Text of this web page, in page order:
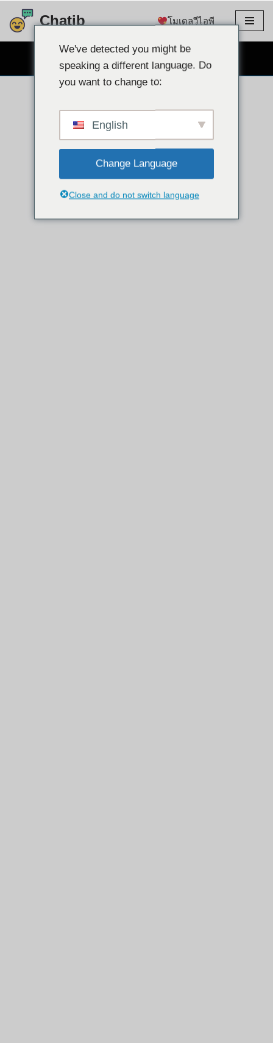
ข้าม
เนื้อหา
Chatib โมเดลวีไอพี
แชทผ่านเว็บแคมฟรี
We've detected you might be
speaking a different language. Do
you want to change to:
English
Change Language
Close and do not switch language